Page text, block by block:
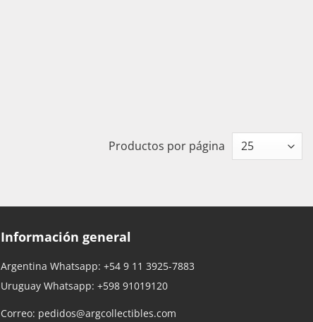
Productos por página
Información general
Argentina Whatsapp: +54 9 11 3925-7883
Uruguay Whatsapp: +598 91019120
Correo: pedidos@argcollectibles.com